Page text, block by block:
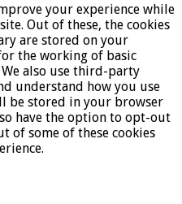
your experience while
Out of these, the cookies
are stored on your
the working of basic
also use third-party
understand how you use
be stored in your browser
have the option to opt-out
of some of these cookies